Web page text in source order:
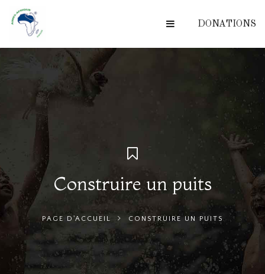
DONATIONS
Construire un puits
PAGE D'ACCUEIL CONSTRUIRE UN PUITS